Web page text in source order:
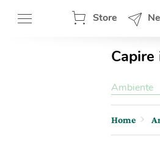
Store
Ambiente
Home